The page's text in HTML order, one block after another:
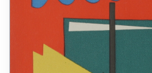
PALAZZO DELLE MUSE